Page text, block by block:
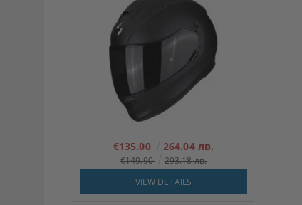
€135.00 264.04 лв.
€149.90
293.18 лв.
VIEW DETAILS